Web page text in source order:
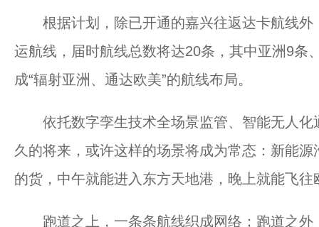
根据计划，除已开通的嘉兴往返达卡航线外
运航线，届时航线总数将达20条，其中亚洲9
成“辐射亚洲、通达欧美”的航线布局。
依托数字孪生技术全场景监管、智能无人化
久的将来，或许这样的场景将成为常态：新能
的货，中午就能进入东方天地港，晚上就能飞往
跑道之上，一条条航线织成网络；跑道之